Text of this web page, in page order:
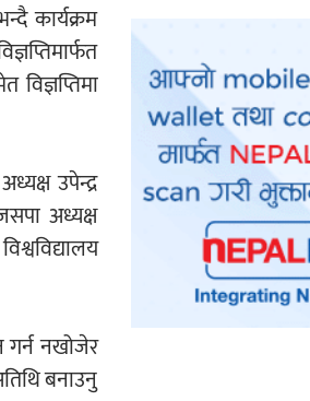
कार्यक्रम
उपेन्द्र
अध्यक्ष
गर्न नखोजेर
बनाउनु